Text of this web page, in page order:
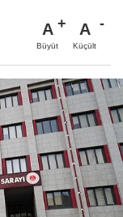
A
Büyüt
A
Küçült